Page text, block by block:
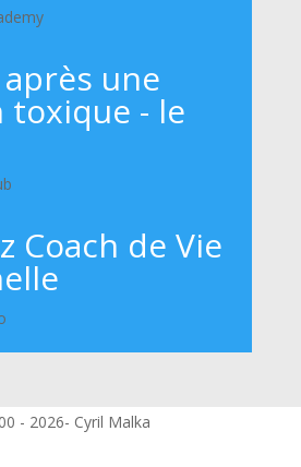
une
toxique - le
Coach de Vie
- 2026- Cyril Malka